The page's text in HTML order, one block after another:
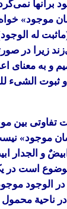
برآنها
موجود»
له
زیرا در
و به معنای
ثبوت الشیء
تفاوتی بین
موجود»
ابیضٌ و الجدار
است در
در الوجود
در ناحیة